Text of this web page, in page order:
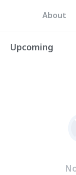
About
Upcoming